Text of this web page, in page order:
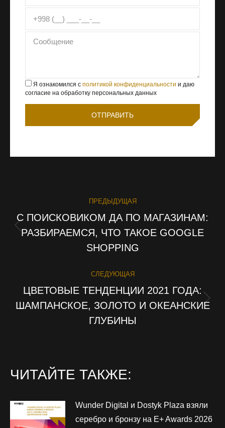
Я ознакомился с политикой конфиденциальности и даю
согласие на обработку персональных данных
ПО
ЗАПИСЯМ
ПРЕДЫДУЩАЯ
Предыдущая
запись:
С ПОИСКОВИКОМ ДА ПО МАГАЗИНАМ:
РАЗБИРАЕМСЯ, ЧТО ТАКОЕ GOOGLE
SHOPPING
СЛЕДУЮЩАЯ
Следующая
запись:
ЦВЕТОВЫЕ ТЕНДЕНЦИИ 2021 ГОДА:
ШАМПАНСКОЕ, ЗОЛОТО И ОКЕАНСКИЕ
ГЛУБИНЫ
ЧИТАЙТЕ ТАКЖЕ:
Wunder Digital и Dostyk Plaza взяли
серебро и бронзу на E+ Awards 2026